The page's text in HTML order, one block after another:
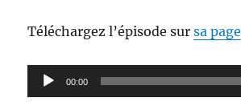
Téléchargez l’épisode sursa page
Lecteur
audio
00:00